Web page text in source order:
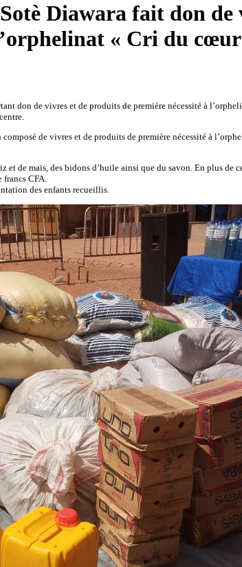
Diawara fait don de
« Cri du
don de vivres et de produits de première nécessité à
de vivres et de produits de première nécessité à
de maïs, des bidons d’huile ainsi que du savon. En plus de
CFA.
des enfants recueillis.